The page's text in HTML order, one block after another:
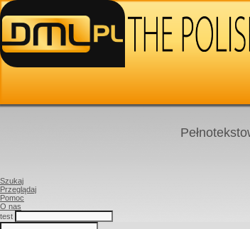
Szukaj
Przeglądaj
Pomoc
O nas
test